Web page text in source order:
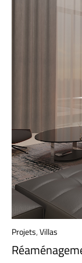
Projets,Villas